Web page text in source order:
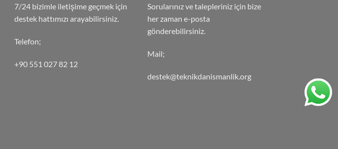
7/24 bizimle iletişime geçmek için
destek hattımızı arayabilirsiniz.
Telefon;
+90 551 027 82 12
Sorularınız ve talepleriniz için bize
her zaman e-posta
gönderebilirsiniz.
Mail;
destek@teknikdanismanlik.org